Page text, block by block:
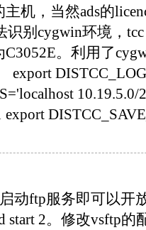
机，当然ads的
别cygwin环境，
。利用了
export
10.19.5.0/
动ftp服务即可以
start 2。修改vsftp